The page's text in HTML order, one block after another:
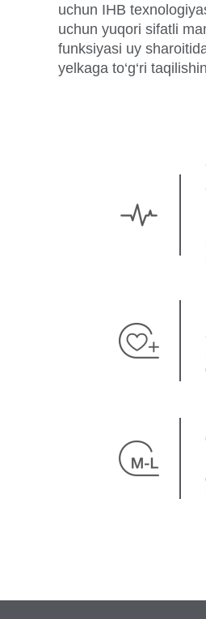
uchun IHB
uchun yuqori sifatli
funksiyasi uy
yelkaga to‘g‘ri